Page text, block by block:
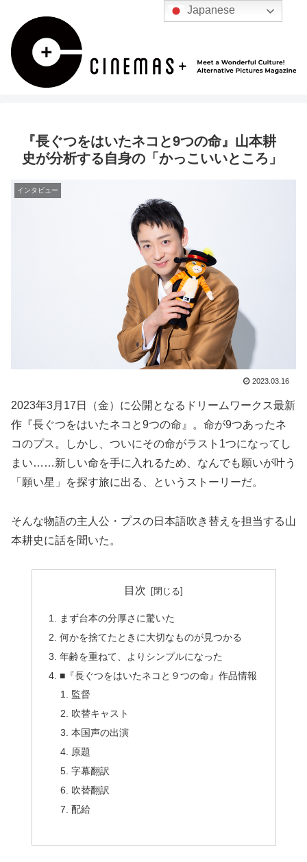
『長ぐつをはいたネコと9つの命』山本耕
史が分析する自身の「かっこいいところ」
インタビュー
2023.03.16
2023年3月17日（金）に公開となるドリームワークス最新
作『長ぐつをはいたネコと9つの命』。命が9つあったネ
コのプス。しかし、ついにその命がラスト1つになってし
まい……新しい命を手に入れるため、なんでも願いが叶う
「願い星」を探す旅に出る、というストーリーだ。
そんな物語の主人公・プスの日本語吹き替えを担当する山
本耕史に話を聞いた。
目次
まず台本の分厚さに驚いた
何かを捨てたときに大切なものが見つかる
年齢を重ねて、よりシンプルになった
■『長ぐつをはいたネコと９つの命』作品情報
監督
吹替キャスト
本国声の出演
原題
字幕翻訳
吹替翻訳
配給
Japanese